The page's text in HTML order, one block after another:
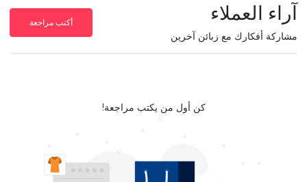
آراء العملاء
مشاركة أفكارك مع زبائن آخرين
أكتب مراجعة
كن أول من يكتب مراجعة!